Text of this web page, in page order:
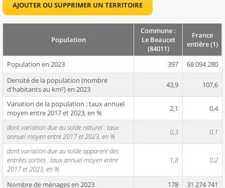
AJOUTER OU SUPPRIMER UN TERRITOIRE
Population
Commune :
Le Beaucet
(84011)
France
entière (1)
Population en 2023 397
68 094 280
Densité de la population (nombre
d'habitants au km²) en 2023
43,9 107,6
Variation de la population : taux annuel
moyen entre 2017 et 2023, en %
2,1 0,4
dont variation due au solde naturel : taux
annuel moyen entre 2017 et 2023, en %
0,3 0,1
dont variation due au solde apparent des
entrées sorties : taux annuel moyen entre
2017 et 2023, en %
1,8 0,2
Nombre de ménages en 2023 178
31 274 741